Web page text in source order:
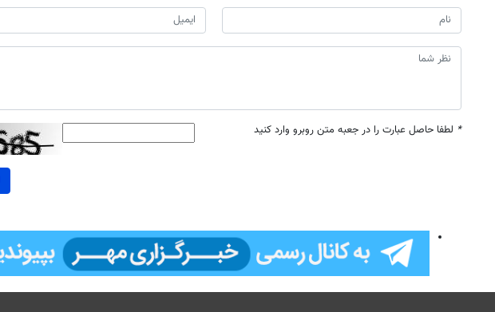
* لطفا حاصل عبارت را در جعبه متن روبرو وارد کنید